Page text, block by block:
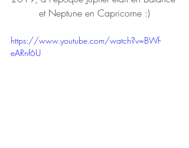
et Neptune en Capricorne :)
https://www.youtube.com/watch?v=BWf-
eARnf6U